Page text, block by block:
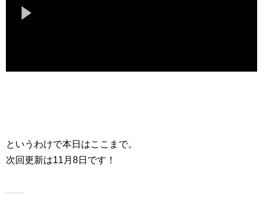
というわけで本日はここまで。
次回更新は11月8日です！